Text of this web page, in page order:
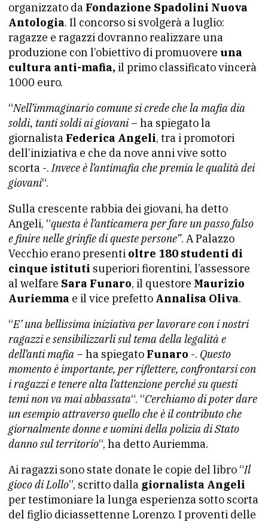
organizzato da Fondazione Spadolini Nuova
Antologia. Il concorso si svolgerà a luglio:
ragazze e ragazzi dovranno realizzare una
produzione con l’obiettivo di promuovere una
cultura anti-mafia, il primo classificato vincerà
1000 euro.
“Nell’immaginario comune si crede che la mafia dia
soldi, tanti soldi ai giovani– ha spiegato la
giornalista Federica Angeli, tra i promotori
dell’iniziativa e che da nove anni vive sotto
scorta -.Invece è l’antimafia che premia le qualità dei
giovani“.
Sulla crescente rabbia dei giovani, ha detto
Angeli, “questa è l’anticamera per fare un passo falso
e finire nelle grinfie di queste persone”. A Palazzo
Vecchio erano presenti oltre 180 studenti di
cinque istituti superiori fiorentini, l’assessore
al welfare Sara Funaro, il questore Maurizio
Auriemma e il vice prefetto Annalisa Oliva.
“E’ una bellissima iniziativa per lavorare con i nostri
ragazzi e sensibilizzarli sul tema della legalità e
dell’anti mafia – ha spiegato Funaro -. Questo
momento è importante, per riflettere, confrontarsi con
i ragazzi e tenere alta l’attenzione perché su questi
temi non va mai abbassata“. “Cerchiamo di poter dare
un esempio attraverso quello che è il contributo che
giornalmente donne e uomini della polizia di Stato
danno sul territorio“, ha detto Auriemma.
Ai ragazzi sono state donate le copie del libro “Il
gioco di Lollo”, scritto dalla giornalista Angeli
per testimoniare la lunga esperienza sotto scorta
del figlio diciassettenne Lorenzo. I proventi delle